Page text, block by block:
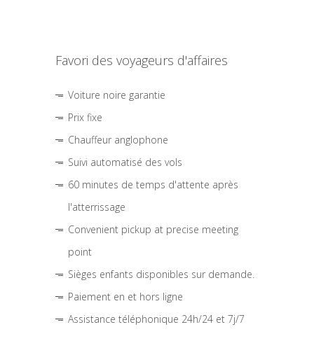
Favori des voyageurs d'affaires
Voiture noire garantie
Prix fixe
Chauffeur anglophone
Suivi automatisé des vols
60 minutes de temps d'attente après
l'atterrissage
Convenient pickup at precise meeting
point
Sièges enfants disponibles sur demande.
Paiement en et hors ligne
Assistance téléphonique 24h/24 et 7j/7